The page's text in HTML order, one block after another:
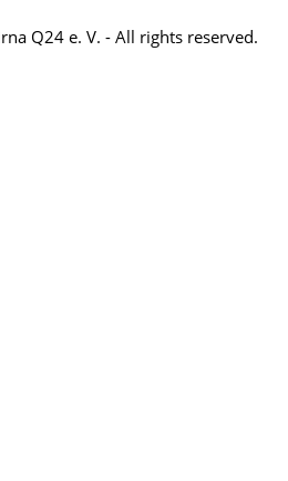
Q24 e. V. - All rights reserved.